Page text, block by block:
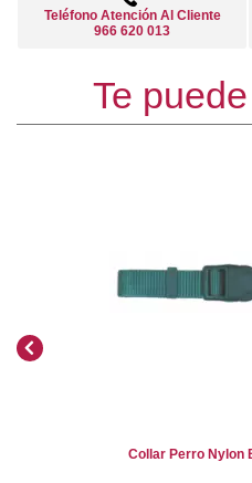
Teléfono Atención Al Cliente
966 620 013
Te
Collar Perro Nylon